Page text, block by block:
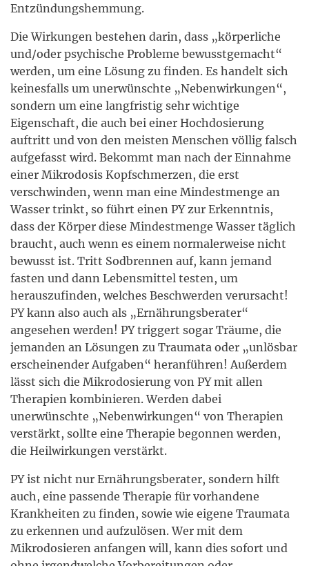
Entzündungshemmung.
Die Wirkungen bestehen darin, dass „körperliche
und/oder psychische Probleme bewusstgemacht“
werden, um eine Lösung zu finden. Es handelt sich
keinesfalls um unerwünschte „Nebenwirkungen“,
sondern um eine langfristig sehr wichtige
Eigenschaft, die auch bei einer Hochdosierung
auftritt und von den meisten Menschen völlig falsch
aufgefasst wird. Bekommt man nach der Einnahme
einer Mikrodosis Kopfschmerzen, die erst
verschwinden, wenn man eine Mindestmenge an
Wasser trinkt, so führt einen PY zur Erkenntnis,
dass der Körper diese Mindestmenge Wasser täglich
braucht, auch wenn es einem normalerweise nicht
bewusst ist. Tritt Sodbrennen auf, kann jemand
fasten und dann Lebensmittel testen, um
herauszufinden, welches Beschwerden verursacht!
PY kann also auch als „Ernährungsberater“
angesehen werden! PY triggert sogar Träume, die
jemanden an Lösungen zu Traumata oder „unlösbar
erscheinender Aufgaben“ heranführen! Außerdem
lässt sich die Mikrodosierung von PY mit allen
Therapien kombinieren. Werden dabei
unerwünschte „Nebenwirkungen“ von Therapien
verstärkt, sollte eine Therapie begonnen werden,
die Heilwirkungen verstärkt.
PY ist nicht nur Ernährungsberater, sondern hilft
auch, eine passende Therapie für vorhandene
Krankheiten zu finden, sowie wie eigene Traumata
zu erkennen und aufzulösen. Wer mit dem
Mikrodosieren anfangen will, kann dies sofort und